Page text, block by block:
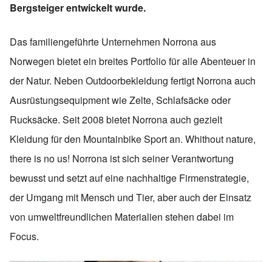
Bergsteiger entwickelt wurde.
Das familiengeführte Unternehmen Norrona aus
Norwegen bietet ein breites Portfolio für alle Abenteuer in
der Natur. Neben Outdoorbekleidung fertigt Norrona auch
Ausrüstungsequipment wie Zelte, Schlafsäcke oder
Rucksäcke. Seit 2008 bietet Norrona auch gezielt
Kleidung für den Mountainbike Sport an. Whithout nature,
there is no us! Norrona ist sich seiner Verantwortung
bewusst und setzt auf eine nachhaltige Firmenstrategie,
der Umgang mit Mensch und Tier, aber auch der Einsatz
von umweltfreundlichen Materialien stehen dabei im
Focus.